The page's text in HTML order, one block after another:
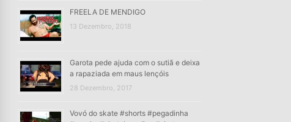
FREELA DE MENDIGO
13 Dezembro, 2018
Garota pede ajuda com o sutiã e deixa
a rapaziada em maus lençóis
28 Dezembro, 2017
Vovó do skate #shorts #pegadinha